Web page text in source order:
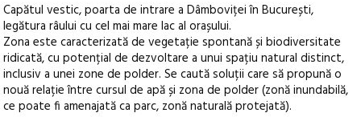
Capătul vestic, poarta de intrare a Dâmboviței în București,
legătura râului cu cel mai mare lac al orașului.
Zona este caracterizată de vegetație spontană și biodiversitate
ridicată, cu potențial de dezvoltare a unui spațiu natural distinct,
inclusiv a unei zone de polder. Se caută soluții care să propună o
nouă relație între cursul de apă și zona de polder (zonă inundabilă,
ce poate fi amenajată ca parc, zonă naturală protejată).